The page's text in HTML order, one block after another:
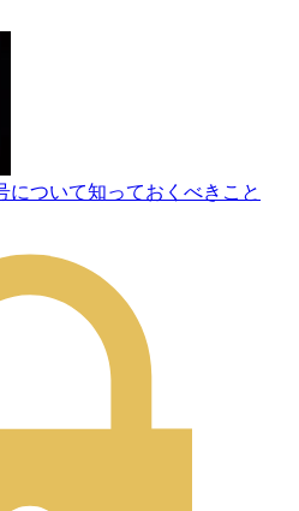
ついて知っておくべきこと